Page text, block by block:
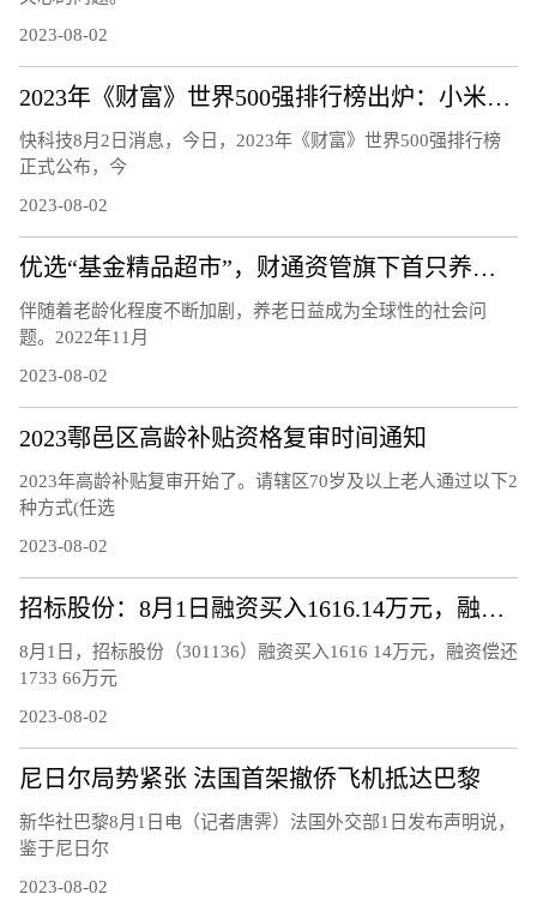
2023-08-02
2023年《财富》世界500强排行榜出炉：小米连续5年上榜 雷军感谢
快科技8月2日消息，今日，2023年《财富》世界500强排行榜
正式公布，今
2023-08-02
优选“基金精品超市”，财通资管旗下首只养老FOF正式发行
伴随着老龄化程度不断加剧，养老日益成为全球性的社会问
题。2022年11月
2023-08-02
2023鄠邑区高龄补贴资格复审时间通知
2023年高龄补贴复审开始了。请辖区70岁及以上老人通过以下2
种方式(任选
2023-08-02
招标股份：8月1日融资买入1616.14万元，融资融券余额8902.62万元
8月1日，招标股份（301136）融资买入1616 14万元，融资偿还
1733 66万元
2023-08-02
尼日尔局势紧张 法国首架撤侨飞机抵达巴黎
新华社巴黎8月1日电（记者唐霁）法国外交部1日发布声明说，
鉴于尼日尔
2023-08-02